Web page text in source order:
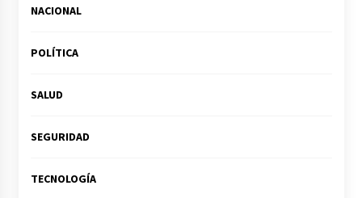
NACIONAL
POLÍTICA
SALUD
SEGURIDAD
TECNOLOGÍA